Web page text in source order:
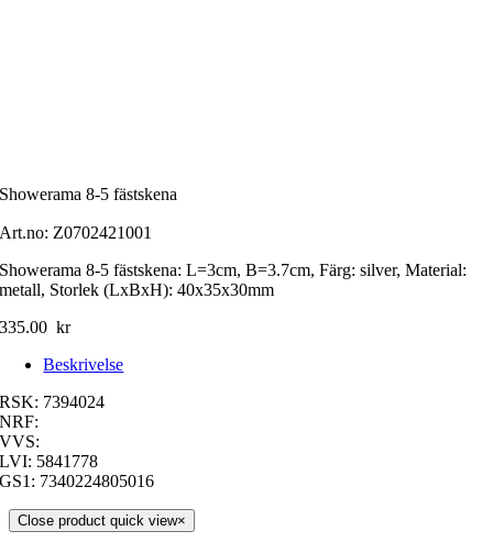
Showerama 8-5 fästskena
Art.no: Z0702421001
Showerama 8-5 fästskena: L=3cm, B=3.7cm, Färg: silver, Material:
metall, Storlek (LxBxH): 40x35x30mm
335.00 kr
Beskrivelse
RSK: 7394024
NRF:
VVS:
LVI: 5841778
GS1: 7340224805016
Close product quick view×